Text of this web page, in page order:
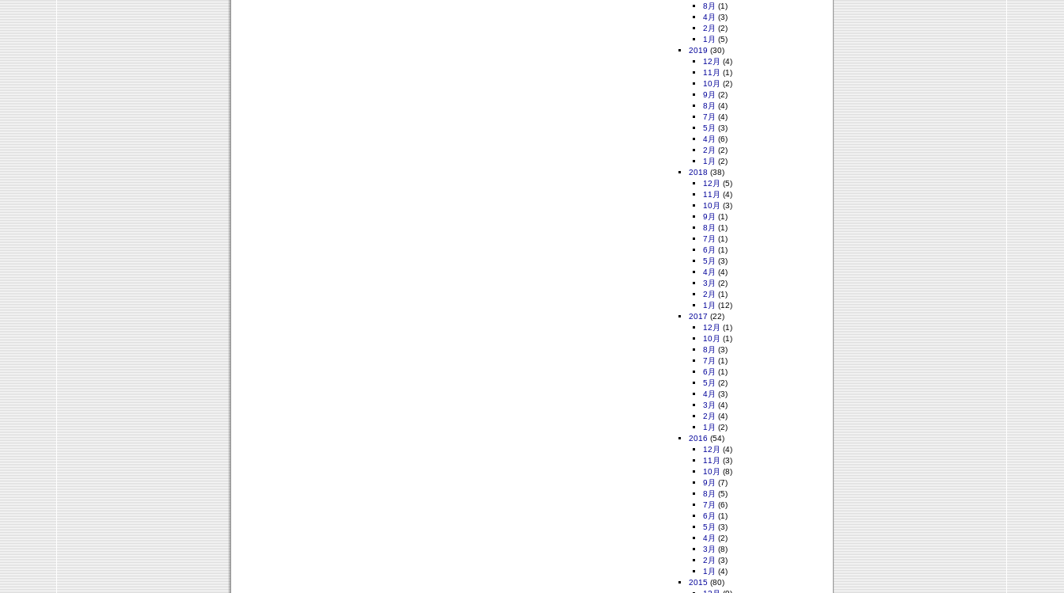
8月 (1)
4月 (3)
2月 (2)
1月 (5)
2019 (30)
12月 (4)
11月 (1)
10月 (2)
9月 (2)
8月 (4)
7月 (4)
5月 (3)
4月 (6)
2月 (2)
1月 (2)
2018 (38)
12月 (5)
11月 (4)
10月 (3)
9月 (1)
8月 (1)
7月 (1)
6月 (1)
5月 (3)
4月 (4)
3月 (2)
2月 (1)
1月 (12)
2017 (22)
12月 (1)
10月 (1)
8月 (3)
7月 (1)
6月 (1)
5月 (2)
4月 (3)
3月 (4)
2月 (4)
1月 (2)
2016 (54)
12月 (4)
11月 (3)
10月 (8)
9月 (7)
8月 (5)
7月 (6)
6月 (1)
5月 (3)
4月 (2)
3月 (8)
2月 (3)
1月 (4)
2015 (80)